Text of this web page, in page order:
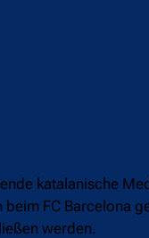
katalanische
beim FC Barcelona
werden.